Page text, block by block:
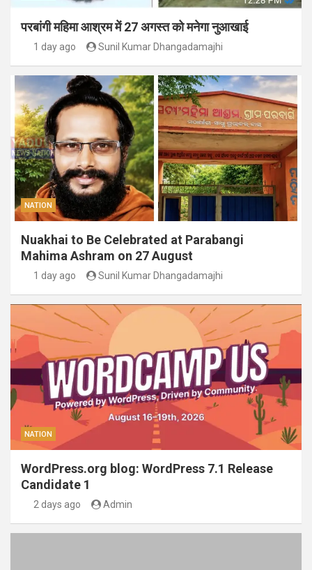
परबांगी महिमा आश्रम में 27 अगस्त को मनेगा नुआखाई
1 day ago Sunil Kumar Dhangadamajhi
NATION
Nuakhai to Be Celebrated at Parabangi
Mahima Ashram on 27 August
1 day ago Sunil Kumar Dhangadamajhi
NATION
WordPress.org blog: WordPress 7.1 Release
Candidate 1
2 days ago Admin